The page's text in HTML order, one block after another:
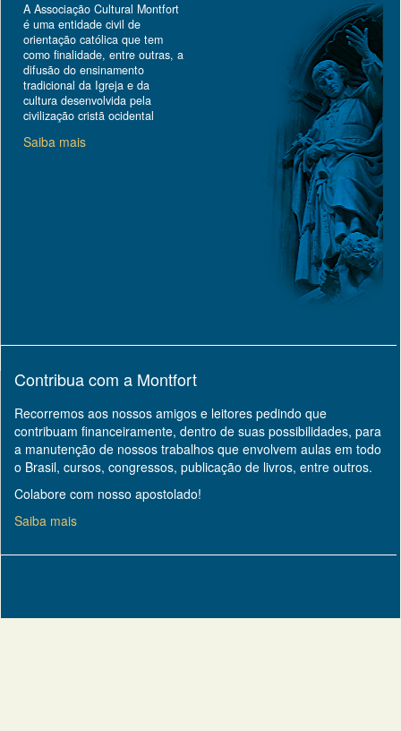
A Associação Cultural Montfort
é uma entidade civil de
orientação católica que tem
como finalidade, entre outras, a
difusão do ensinamento
tradicional da Igreja e da
cultura desenvolvida pela
civilização cristã ocidental
Saiba mais
Contribua com a Montfort
Recorremos aos nossos amigos e leitores pedindo que
contribuam financeiramente, dentro de suas possibilidades, para
a manutenção de nossos trabalhos que envolvem aulas em todo
o Brasil, cursos, congressos, publicação de livros, entre outros.
Colabore com nosso apostolado!
Saiba mais